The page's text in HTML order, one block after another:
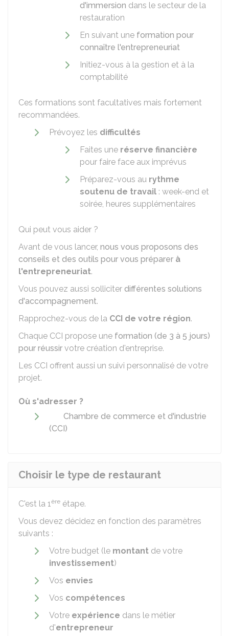
d'immersion dans le secteur de la
restauration
En suivant une formation pour
connaître l'entrepreneuriat
Initiez-vous à la gestion et à la
comptabilité
Ces formations sont facultatives mais fortement
recommandées.
Prévoyez les difficultés
Faites une réserve financière
pour faire face aux imprévus
Préparez-vous au rythme
soutenu de travail : week-end et
soirée, heures supplémentaires
Qui peut vous aider ?
Avant de vous lancer, nous vous proposons des
conseils et des outils pour vous préparer à
l'entrepreneuriat.
Vous pouvez aussi solliciter différentes solutions
d'accompagnement.
Rapprochez-vous de la CCI de votre région.
Chaque CCI propose une formation (de 3 à 5 jours)
pour réussir votre création d'entreprise.
Les CCI offrent aussi un suivi personnalisé de votre
projet.
Où s'adresser ?
Chambre de commerce et d'industrie
(CCI)
Choisir le type de restaurant
C'est la 1ère étape.
Vous devez décidez en fonction des paramètres
suivants :
Votre budget (le montant de votre
investissement)
Vos envies
Vos compétences
Votre expérience dans le métier
d'entrepreneur